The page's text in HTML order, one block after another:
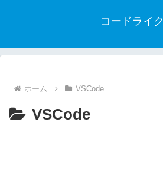
コードライク
ホーム VSCode
VSCode